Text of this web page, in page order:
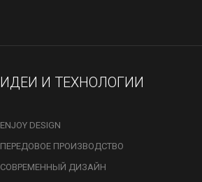
ИДЕИ И ТЕХНОЛОГИИ
ENJOY DESIGN
ПЕРЕДОВОЕ ПРОИЗВОДСТВО
СОВРЕМЕННЫЙ ДИЗАЙН